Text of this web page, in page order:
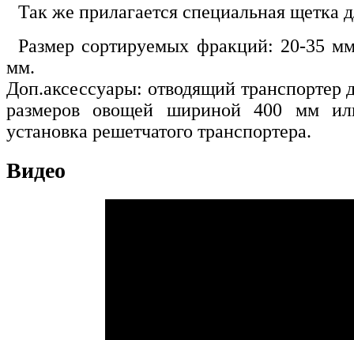
Так же прилагается специальная щетка
Размер сортируемых фракций: 20-35
мм.
Доп.аксессуары: отводящий транспортер
размеров овощей шириной 400 мм
установка решетчатого транспортера.
Видео